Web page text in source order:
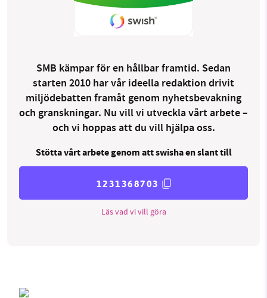
SMB kämpar för en hållbar framtid. Sedan
starten 2010 har vår ideella redaktion drivit
miljödebatten framåt genom nyhetsbevakning
och granskningar. Nu vill vi utveckla vårt arbete –
och vi hoppas att du vill hjälpa oss.
Stötta vårt arbete genom att swisha en slant till
1231368703
Läs vad vi vill göra